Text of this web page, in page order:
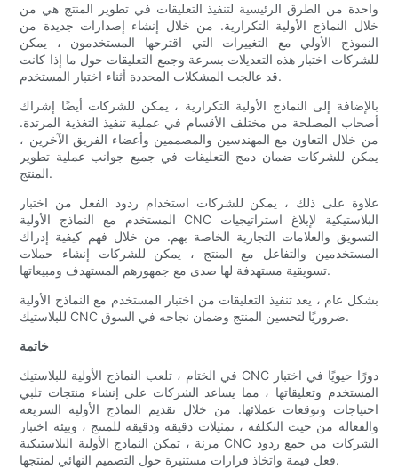
واحدة من الطرق الرئيسية لتنفيذ التعليقات في تطوير المنتج هي من
خلال النماذج الأولية التكرارية. من خلال إنشاء إصدارات جديدة من
النموذج الأولي مع التغييرات التي اقترحها المستخدمون ، يمكن
للشركات اختبار هذه التعديلات بسرعة وجمع التعليقات حول ما إذا كانت
قد عالجت المشكلات المحددة أثناء اختبار المستخدم.
بالإضافة إلى النماذج الأولية التكرارية ، يمكن للشركات أيضًا إشراك
أصحاب المصلحة من مختلف الأقسام في عملية تنفيذ التغذية المرتدة.
من خلال التعاون مع المهندسين والمصممين وأعضاء الفريق الآخرين ،
يمكن للشركات ضمان دمج التعليقات في جميع جوانب عملية تطوير
المنتج.
علاوة على ذلك ، يمكن للشركات استخدام ردود الفعل من اختبار
المستخدم مع النماذج الأولية CNC البلاستيكية لإبلاغ استراتيجيات
التسويق والعلامات التجارية الخاصة بهم. من خلال فهم كيفية إدراك
المستخدمين والتفاعل مع المنتج ، يمكن للشركات إنشاء حملات
تسويقية مستهدفة لها صدى مع جمهورهم المستهدف ومبيعاتها.
بشكل عام ، يعد تنفيذ التعليقات من اختبار المستخدم مع النماذج الأولية
للبلاستيك CNC ضروريًا لتحسين المنتج وضمان نجاحه في السوق.
خاتمة
في الختام ، تلعب النماذج الأولية للبلاستيك CNC دورًا حيويًا في اختبار
المستخدم وتعليقاتها ، مما يساعد الشركات على إنشاء منتجات تلبي
احتياجات وتوقعات عملائها. من خلال تقديم النماذج الأولية السريعة
والفعالة من حيث التكلفة ، تمثيلات دقيقة ودقيقة للمنتج ، وبيئة اختبار
مرنة ، تمكن النماذج الأولية البلاستيكية CNC الشركات من جمع ردود
فعل قيمة واتخاذ قرارات مستنيرة حول التصميم النهائي لمنتجها.